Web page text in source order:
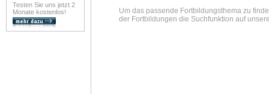
Testen Sie uns jetzt 2
Monate kostenlos!
Um das passende Fortbildungsthema zu
der Fortbildungen die Suchfunktion auf